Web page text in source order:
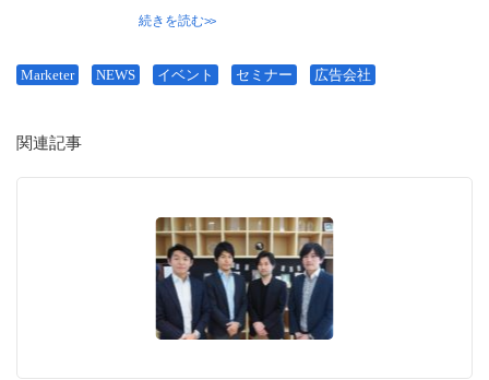
続きを読む
Marketer NEWS イベント セミナー 広告会社
関連記事